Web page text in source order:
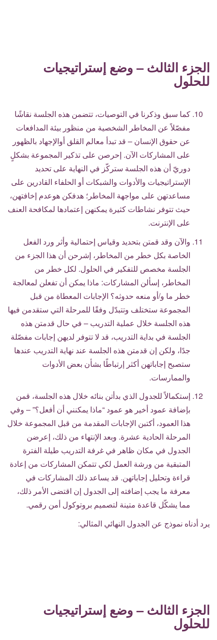
الجزء الثالث – وضع إستراتيجيات
للحلول
كما سبق وذكرنا في التوصيات، تتضمن هذه الجلسة نقاشًا
مفصّلاً عن المخاطر الشخصية من منظور بيئة المدافعات
عن حقوق الإنسان – قد تبدأ معالم القلق أوالإجهاد بالظهور
على المشاركات الآن. إحرصن على تذكير المجموعة بشكلٍ
دوريّ أن هذه الجلسة ستركّز في النهاية على تحديد
الإستراتيجيات والأدوات والشبكات أو الحلفاء القادرين على
مساعدتهن على مواجهة المخاطر؛ هدفكن هوعدم إخافتهن،
حيث تتوفر نشاطات كثيرة يمكنهن إعتمادها لمكافحة العنف
على الإنترنت.
والآن وقد قمتن بتحديد وقياس إحتمالية وأثر ورد الفعل
الخاصة بكل خطر من المخاطر، إشرحن أن هذا الجزء من
الجلسة مخصص للتفكير في الحلول. لكل خطر من
المخاطر، إسألن المشاركات: ماذا يمكن أن تفعلن لمعالجة
خطر ما و/أو منعه حدوثه؟ الإجابات المعطاة من قبل
المجموعة ستختلف وتتبدّل وفقًا للمرحلة التي ستقدمن فيها
هذه الجلسة خلال عملية التدريب – في حال قدمتن هذه
الجلسة في بداية التدريب، قد لا تتوفر لديهن إجابات مفصّلة
جدًا، ولكن إن قدمتن هذه الجلسة عند نهاية التدريب عندها
ستصبح إجاباتهن أكثر إرتباطًا بشأن بعض الأدوات
والممارسات.
إستكمالاً للجدول الذي بدأتن بنائه خلال هذه الجلسة، قمن
بإضافة عمود أخير هو عمود “ماذا يمكنني أن أفعل؟” – وفي
هذا العمود، أكتبن الإجابات المقدمة من قبل المجموعة خلال
المرحلة الحادية عشرة. وبعد الإنتهاء من ذلك، إعرضن
الجدول في مكان ظاهر في غرفة التدريب طيلة الفترة
المتبقية من ورشة العمل لكي تتمكن المشاركات من إعادة
قراءة وتحليل إجاباتهن. قد يساعد ذلك المشاركات في
معرفة ما يجب إضافته إلى الجدول إن اقتضى الأمر ذلك،
مما يشكّل قاعدة متينة لتصميم بروتوكول أمن رقمي.
يرد أدناه نموذج عن الجدول النهائي المثالي:
الجزء الثالث – وضع إستراتيجيات
للحلول